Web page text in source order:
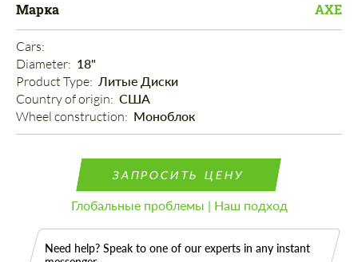
Марка AXE
Cars:
Diameter: 18"
Product Type: Литые Диски
Country of origin: США
Wheel construction: Моноблок
ЗАПРОСИТЬ ЦЕНУ
Глобальные проблемы | Наш подход
Need help? Speak to one of our experts in any instant